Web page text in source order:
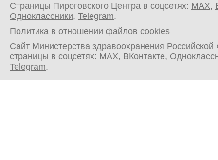
Страницы Пироговского Центра в соцсетях: MAX,
Одноклассники, Telegram.
Политика в отношении файлов cookies
Сайт Министерства здравоохранения
страницы в соцсетях: MAX, ВКонтакте,
Telegram.